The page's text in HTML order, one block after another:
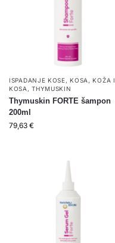
ISPADANJE KOSE,KOSA ,KOŽA I
KOSA ,THYMUSKIN
Thymuskin FORTE šampon
200ml
79,63 €